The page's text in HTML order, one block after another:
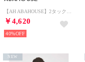
￥4,620
40%
NEW